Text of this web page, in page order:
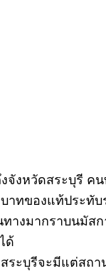
งจังหวัดสระบุรี
าทของแท้ประทับ
ทางมากราบนมัส
ด้
ระบุรีจะมีแต่สถ